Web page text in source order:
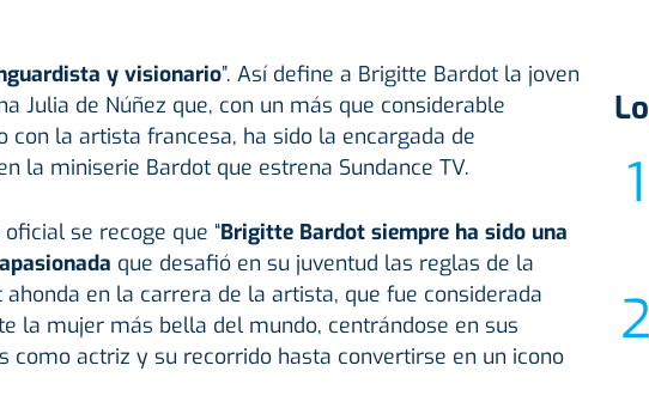
y visionario”. Así define a Brigitte Bardot la joven
Julia de Núñez que, con un más que considerable
con la artista francesa, ha sido la encargada de
la miniserie Bardot que estrena Sundance TV.
se recoge que “Brigitte Bardot siempre ha sido una
que desafió en su juventud las reglas de la
ahonda en la carrera de la artista, que fue considerada
la mujer más bella del mundo, centrándose en sus
como actriz y su recorrido hasta convertirse en un icono
Lo